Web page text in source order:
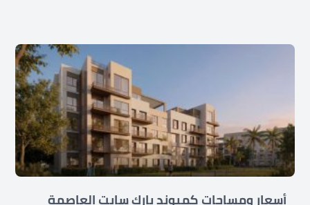
أسعار ومساحات كمبوند بارك سايت العاصمة